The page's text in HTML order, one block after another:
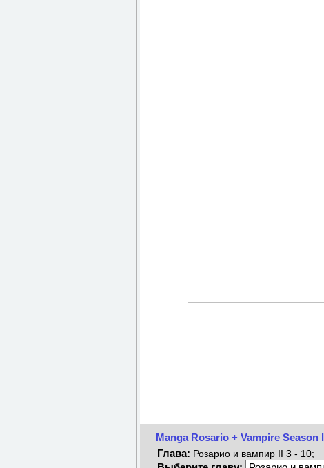
Manga Rosario + Vampire
Глава: Розарио и вампир II 3 - 10;